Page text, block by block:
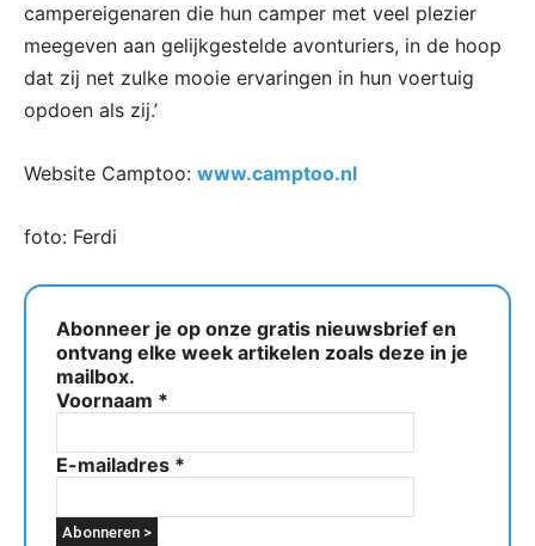
campereigenaren die hun camper met veel plezier
meegeven aan gelijkgestelde avonturiers, in de hoop
dat zij net zulke mooie ervaringen in hun voertuig
opdoen als zij.’
Website Camptoo: www.camptoo.nl
foto: Ferdi
Abonneer je op onze gratis nieuwsbrief en
ontvang elke week artikelen zoals deze in je
mailbox.
Voornaam *
E-mailadres *